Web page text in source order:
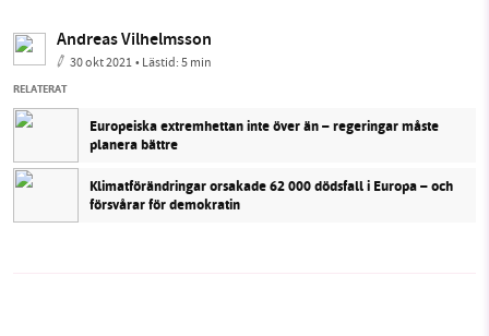
Andreas Vilhelmsson
30 okt 2021• Lästid:5 min
RELATERAT
Europeiska extremhettan inte över än – regeringar måste
planera bättre
Klimatförändringar orsakade 62 000 dödsfall i Europa – och
försvårar för demokratin